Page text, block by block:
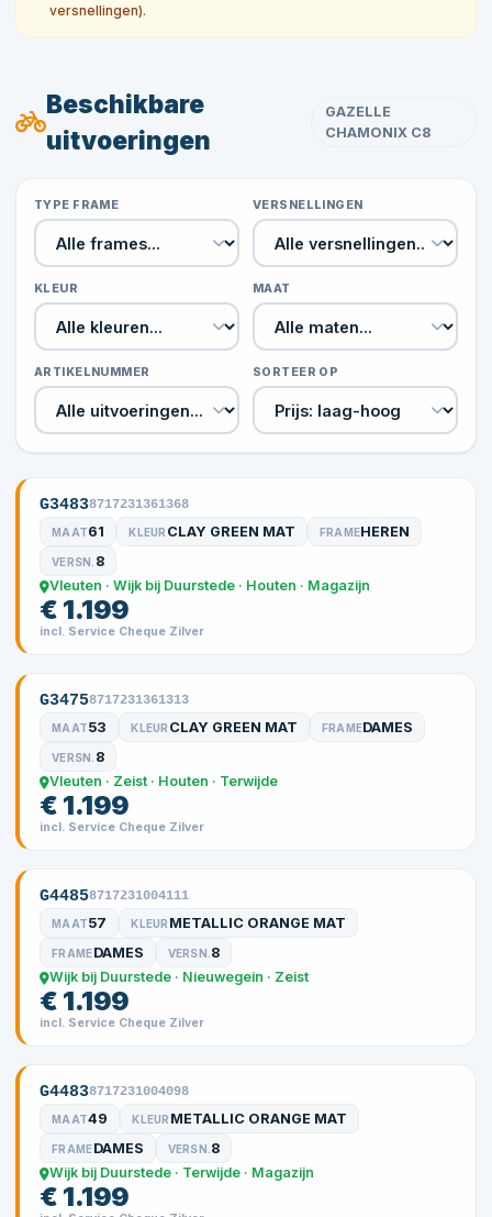
versnellingen).
Beschikbare
uitvoeringen
GAZELLE
CHAMONIX C8
TYPE FRAME VERSNELLINGEN
KLEUR MAAT
ARTIKELNUMMER SORTEER OP
G34838717231361368
MAAT61 KLEUR CLAY GREEN MAT FRAMEHEREN
VERSN. 8
Vleuten · Wijk bij Duurstede · Houten · Magazijn
€ 1.199
incl. Service Cheque Zilver
G34758717231361313
MAAT53 KLEUR CLAY GREEN MAT FRAMEDAMES
VERSN. 8
Vleuten · Zeist · Houten · Terwijde
€ 1.199
incl. Service Cheque Zilver
G44858717231004111
MAAT57 KLEUR METALLIC ORANGE MAT
FRAMEDAMES VERSN. 8
Wijk bij Duurstede · Nieuwegein · Zeist
€ 1.199
incl. Service Cheque Zilver
G44838717231004098
MAAT49 KLEUR METALLIC ORANGE MAT
FRAMEDAMES VERSN. 8
Wijk bij Duurstede · Terwijde · Magazijn
€ 1.199